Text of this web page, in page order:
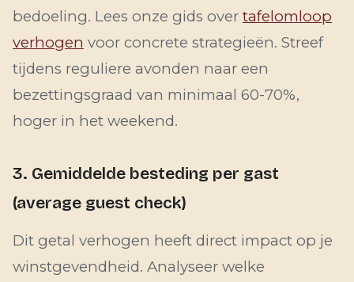
bedoeling. Lees onze gids over tafelomloop
verhogen voor concrete strategieën. Streef
tijdens reguliere avonden naar een
bezettingsgraad van minimaal 60-70%,
hoger in het weekend.
3. Gemiddelde besteding per gast
(average guest check)
Dit getal verhogen heeft direct impact op je
winstgevendheid. Analyseer welke